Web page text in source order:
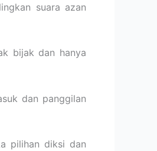
suara azan
bijak dan hanya
dan panggilan
pilihan diksi dan